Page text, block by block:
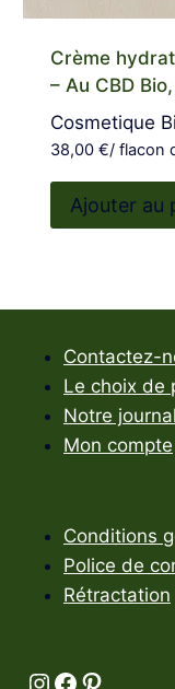
Crème
– Au CBD
Cosmetique
38,00 €/ flacon
Ajouter au
Contactez-
Le choix de
Notre journal
Mon compte
Conditions
Police de
Rétractation
Instagram
Facebook
Pinterest